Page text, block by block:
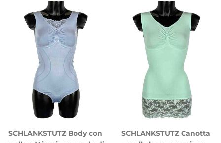
SCHLANKSTUTZ Body con
SCHLANKSTUTZ Canotta